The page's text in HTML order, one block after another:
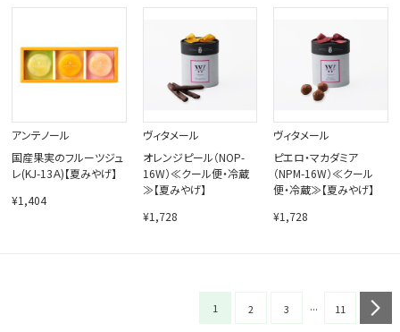
アンテノール
国産果実のフルーツジュ
レ(KJ-13Ａ)【夏みやげ】
¥1,404
ヴィタメール
オレンジピール（NOP-
16W）≪クール便・冷蔵
≫【夏みやげ】
¥1,728
ヴィタメール
ピエロ・マカダミア
（NPM-16W）≪クール
便・冷蔵≫【夏みやげ】
¥1,728
1 2 3 ... 11